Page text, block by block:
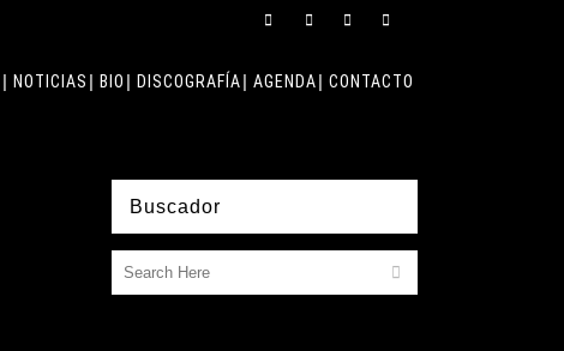
NOTICIAS BIO DISCOGRAFÍA AGENDA CONTACTO
Buscador